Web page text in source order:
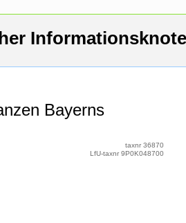
Bayerns
taxnr 36870
LfU-taxnr 9P0K048700